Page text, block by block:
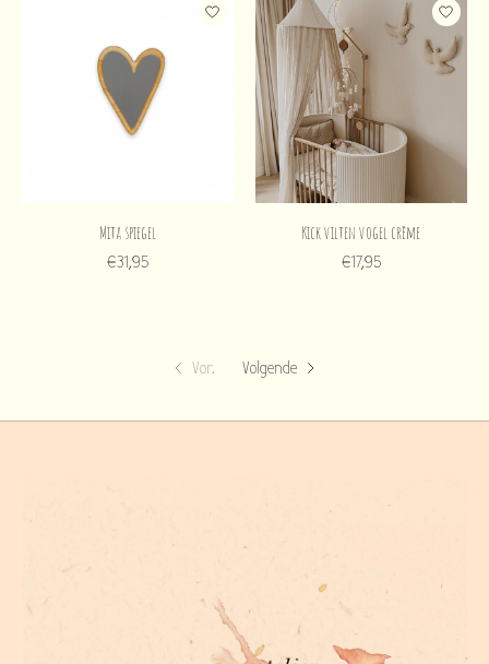
Mita spiegel
€31,95
Kick vilten vogel crème
€17,95
Vor. Volgende